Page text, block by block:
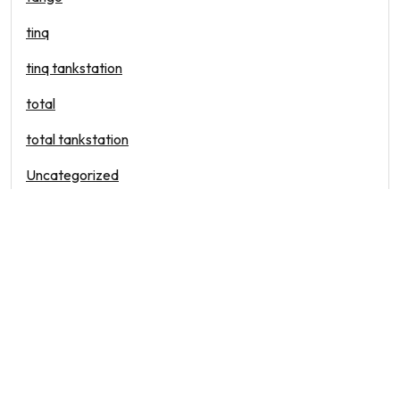
tinq
tinq tankstation
total
total tankstation
Uncategorized